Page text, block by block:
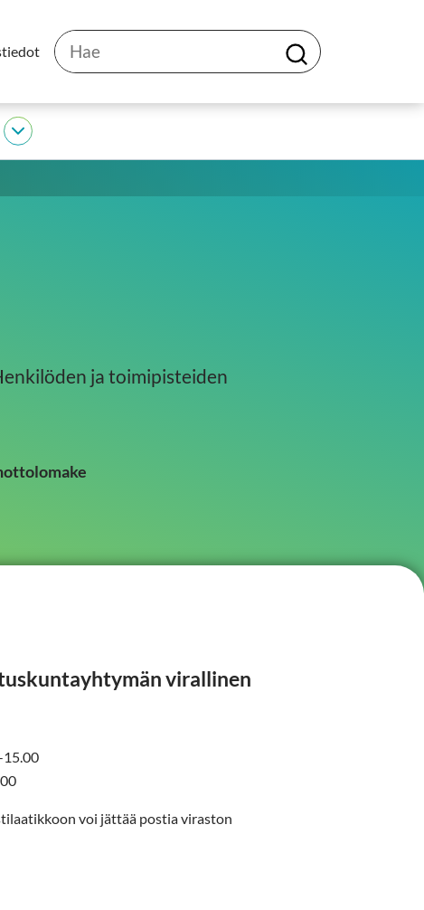
Hae
H
a
JEDU
alasivut
ja toimipisteiden
virallinen
15.00
voi jättää postia viraston